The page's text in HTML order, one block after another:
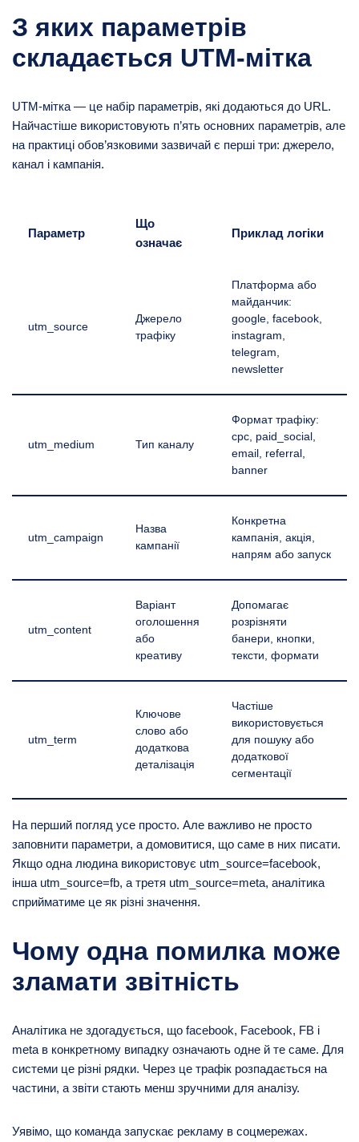
З яких параметрів
складається UTM-мітка
UTM-мітка — це набір параметрів, які додаються до URL.
Найчастіше використовують п’ять основних параметрів, але
на практиці обов’язковими зазвичай є перші три: джерело,
канал і кампанія.
Параметр
Що
означає
Приклад логіки
utm_source
Джерело
трафіку
Платформа або
майданчик:
google, facebook,
instagram,
telegram,
newsletter
utm_medium Тип каналу
Формат трафіку:
cpc, paid_social,
email, referral,
banner
utm_campaign
Назва
кампанії
Конкретна
кампанія, акція,
напрям або запуск
utm_content
Варіант
оголошення
або
креативу
Допомагає
розрізняти
банери, кнопки,
тексти, формати
utm_term
Ключове
слово або
додаткова
деталізація
Частіше
використовується
для пошуку або
додаткової
сегментації
На перший погляд усе просто. Але важливо не просто
заповнити параметри, а домовитися, що саме в них писати.
Якщо одна людина використовує utm_source=facebook,
інша utm_source=fb, а третя utm_source=meta, аналітика
сприйматиме це як різні значення.
Чому одна помилка може
зламати звітність
Аналітика не здогадується, що facebook, Facebook, FB і
meta в конкретному випадку означають одне й те саме. Для
системи це різні рядки. Через це трафік розпадається на
частини, а звіти стають менш зручними для аналізу.
Уявімо, що команда запускає рекламу в соцмережах.